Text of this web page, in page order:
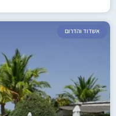
אשדוד והדרום